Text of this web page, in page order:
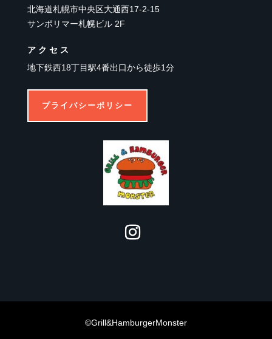
北海道札幌市中央区大通西17-2-15
サンポリマー札幌ビル 2F
アクセス
地下鉄西18丁目駅4番出口から徒歩1分
プライバシーポリシー
©Grill&HamburgerMonster